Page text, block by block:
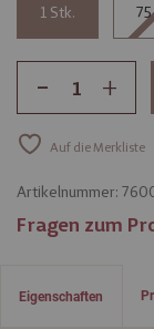
1 75
- +
Auf die Merkliste
Artikelnummer:
Fragen zum
Eigenschaften